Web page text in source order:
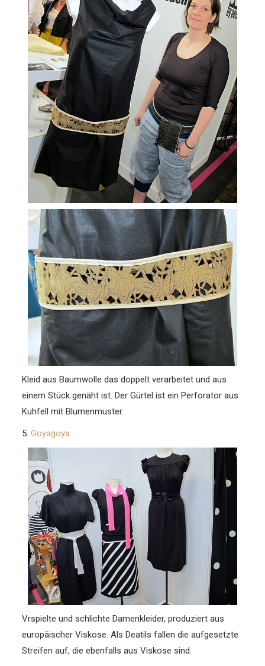
Kleid aus Baumwolle das doppelt verarbeitet und aus
einem Stück genäht ist. Der Gürtel ist ein Perforator aus
Kuhfell mit Blumenmuster.
5.Goyagoya
Vrspielte und schlichte Damenkleider, produziert aus
europäischer Viskose. Als Deatils fallen die aufgesetzte
Streifen auf, die ebenfalls aus Viskose sind.